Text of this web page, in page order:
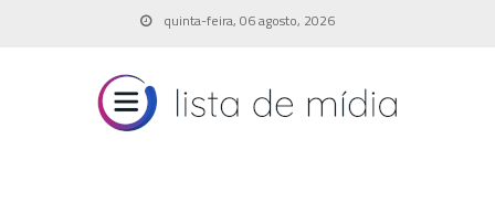
quinta-feira, 06 agosto, 2026